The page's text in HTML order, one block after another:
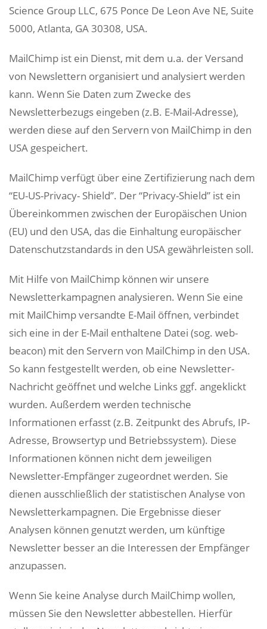
Science Group LLC, 675 Ponce De Leon Ave NE, Suite
5000, Atlanta, GA 30308, USA.
MailChimp ist ein Dienst, mit dem u.a. der Versand
von Newslettern organisiert und analysiert werden
kann. Wenn Sie Daten zum Zwecke des
Newsletterbezugs eingeben (z.B. E-Mail-Adresse),
werden diese auf den Servern von MailChimp in den
USA gespeichert.
MailChimp verfügt über eine Zertifizierung nach dem
“EU-US-Privacy- Shield”. Der “Privacy-Shield” ist ein
Übereinkommen zwischen der Europäischen Union
(EU) und den USA, das die Einhaltung europäischer
Datenschutzstandards in den USA gewährleisten soll.
Mit Hilfe von MailChimp können wir unsere
Newsletterkampagnen analysieren. Wenn Sie eine
mit MailChimp versandte E-Mail öffnen, verbindet
sich eine in der E-Mail enthaltene Datei (sog. web-
beacon) mit den Servern von MailChimp in den USA.
So kann festgestellt werden, ob eine Newsletter-
Nachricht geöffnet und welche Links ggf. angeklickt
wurden. Außerdem werden technische
Informationen erfasst (z.B. Zeitpunkt des Abrufs, IP-
Adresse, Browsertyp und Betriebssystem). Diese
Informationen können nicht dem jeweiligen
Newsletter-Empfänger zugeordnet werden. Sie
dienen ausschließlich der statistischen Analyse von
Newsletterkampagnen. Die Ergebnisse dieser
Analysen können genutzt werden, um künftige
Newsletter besser an die Interessen der Empfänger
anzupassen.
Wenn Sie keine Analyse durch MailChimp wollen,
müssen Sie den Newsletter abbestellen. Hierfür